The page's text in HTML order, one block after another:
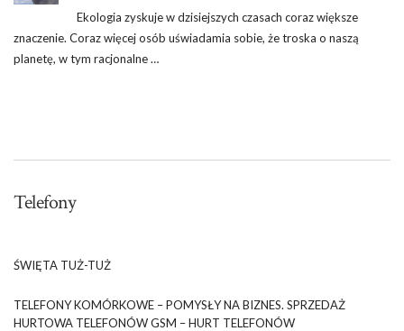
Ekologia zyskuje w dzisiejszych czasach coraz większe
znaczenie. Coraz więcej osób uświadamia sobie, że troska o naszą
planetę, w tym racjonalne …
Telefony
ŚWIĘTA TUŻ-TUŻ
TELEFONY KOMÓRKOWE – POMYSŁY NA BIZNES. SPRZEDAŻ
HURTOWA TELEFONÓW GSM – HURT TELEFONÓW